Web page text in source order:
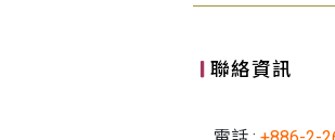
聯絡資訊